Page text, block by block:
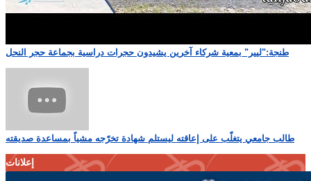
طنجة:"ليير" بمعية شركاء آخرين يشيدون حجرات دراسية بجماعة حجر النحل
طالب جامعي يتغلّب على إعاقته ليستلم شهادة تخرّجه مشياً بمساعدة صديقته
إعلانات